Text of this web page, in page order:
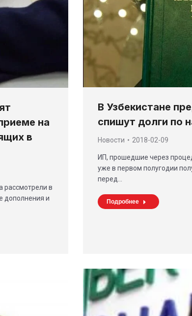
на
в
рассмотрели в
дополнения и
В Узбекистане
спишут долги по
Новости 2018-02-09
ИП, прошедшие через
уже в первом полугодии
перед…
Подробнее